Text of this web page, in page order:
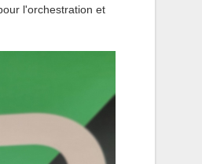
l'orchestration et